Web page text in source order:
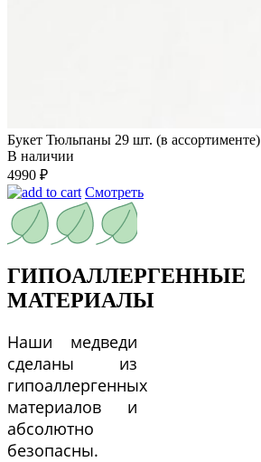
Букет Тюльпаны 29 шт. (в ассортименте)
В наличии
4990 ₽
Смотреть
ГИПОАЛЛЕРГЕННЫЕ
МАТЕРИАЛЫ
Наши медведи
сделаны из
гипоаллергенных
материалов и
абсолютно
безопасны.